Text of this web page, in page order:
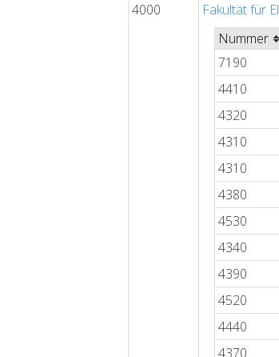
4000
Fakultät für
Nummer
7190
4410
4320
4310
4310
4380
4530
4340
4390
4520
4440
4370